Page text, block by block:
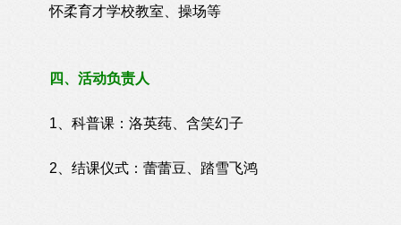
怀柔育才学校教室、操场等
四、活动负责人
1、科普课：洛英莼、含笑幻子
2、结课仪式：蕾蕾豆、踏雪飞鸿